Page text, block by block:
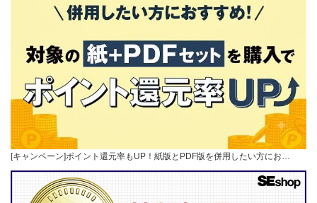
[キャンペーン]ポイント還元率もUP！紙版とPDF版を併用したい方にお…